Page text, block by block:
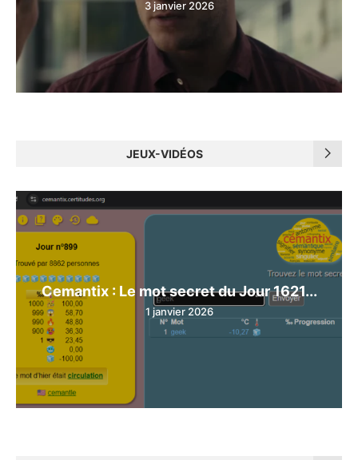
3 janvier 2026
JEUX-VIDÉOS
Cemantix : Le mot secret du Jour 1621...
1 janvier 2026